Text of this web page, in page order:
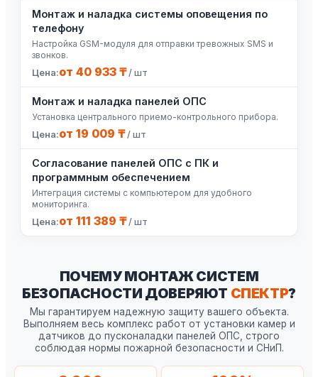
Монтаж и наладка системы оповещения по
телефону
Настройка GSM-модуля для отправки тревожных SMS и
звонков.
от 40 933 ₸ / шт
Монтаж и наладка панелей ОПС
Установка центрального приемо-контрольного прибора.
от 19 009 ₸ / шт
Согласование панелей ОПС с ПК и
программным обеспечением
Интеграция системы с компьютером для удобного
мониторинга.
от 111 389 ₸ / шт
ПОЧЕМУ МОНТАЖ СИСТЕМ
БЕЗОПАСНОСТИ ДОВЕРЯЮТ СПЕКТР?
Мы гарантируем надежную защиту вашего объекта.
Выполняем весь комплекс работ от установки камер и
датчиков до пусконаладки панелей ОПС, строго
соблюдая нормы пожарной безопасности и СНиП.